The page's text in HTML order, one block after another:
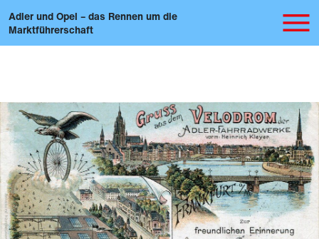
Adler und Opel – das Rennen um die
Marktführerschaft